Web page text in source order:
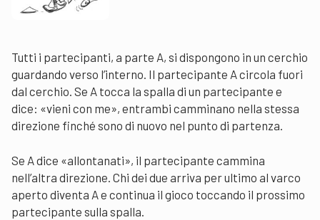
Tutti i partecipanti, a parte A, si dispongono in un cerchio
guardando verso l’interno. Il partecipante A circola fuori
dal cerchio. Se A tocca la spalla di un partecipante e
dice: «vieni con me», entrambi camminano nella stessa
direzione finché sono di nuovo nel punto di partenza.
Se A dice «allontanati», il partecipante cammina
nell’altra direzione. Chi dei due arriva per ultimo al varco
aperto diventa A e continua il gioco toccando il prossimo
partecipante sulla spalla.